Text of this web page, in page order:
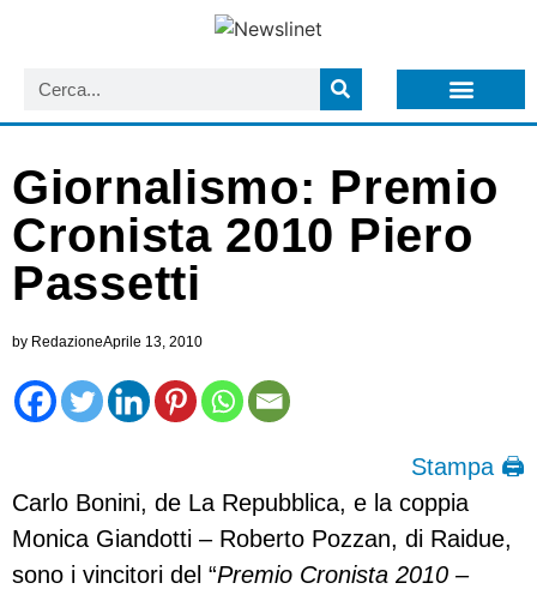
Giornalismo: Premio
Cronista 2010 Piero
Passetti
by RedazioneAprile 13, 2010
Stampa 🖨
Carlo Bonini, de La Repubblica, e la coppia
Monica Giandotti – Roberto Pozzan, di Raidue,
sono i vincitori del “Premio Cronista 2010 –